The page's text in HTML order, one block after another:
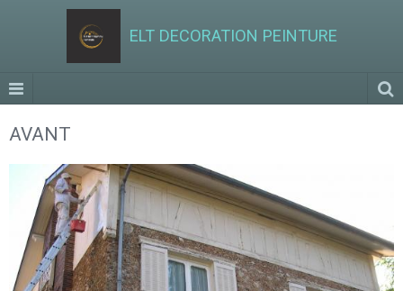
ELT DECORATION PEINTURE
AVANT